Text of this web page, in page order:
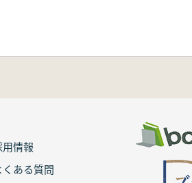
用情報
くある質問